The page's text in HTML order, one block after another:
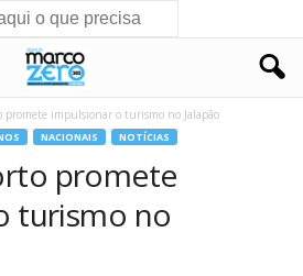
promete impulsionar o turismo no Jalapão
NACIONAIS NOTÍCIAS
promete
turismo no